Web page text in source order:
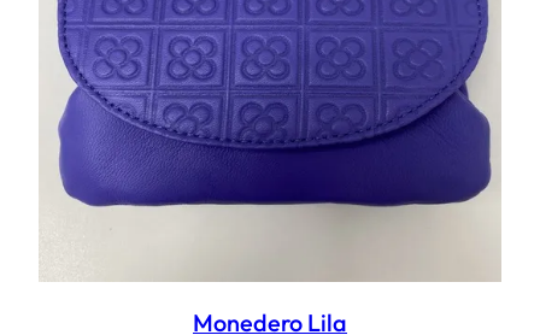
Monedero Lila